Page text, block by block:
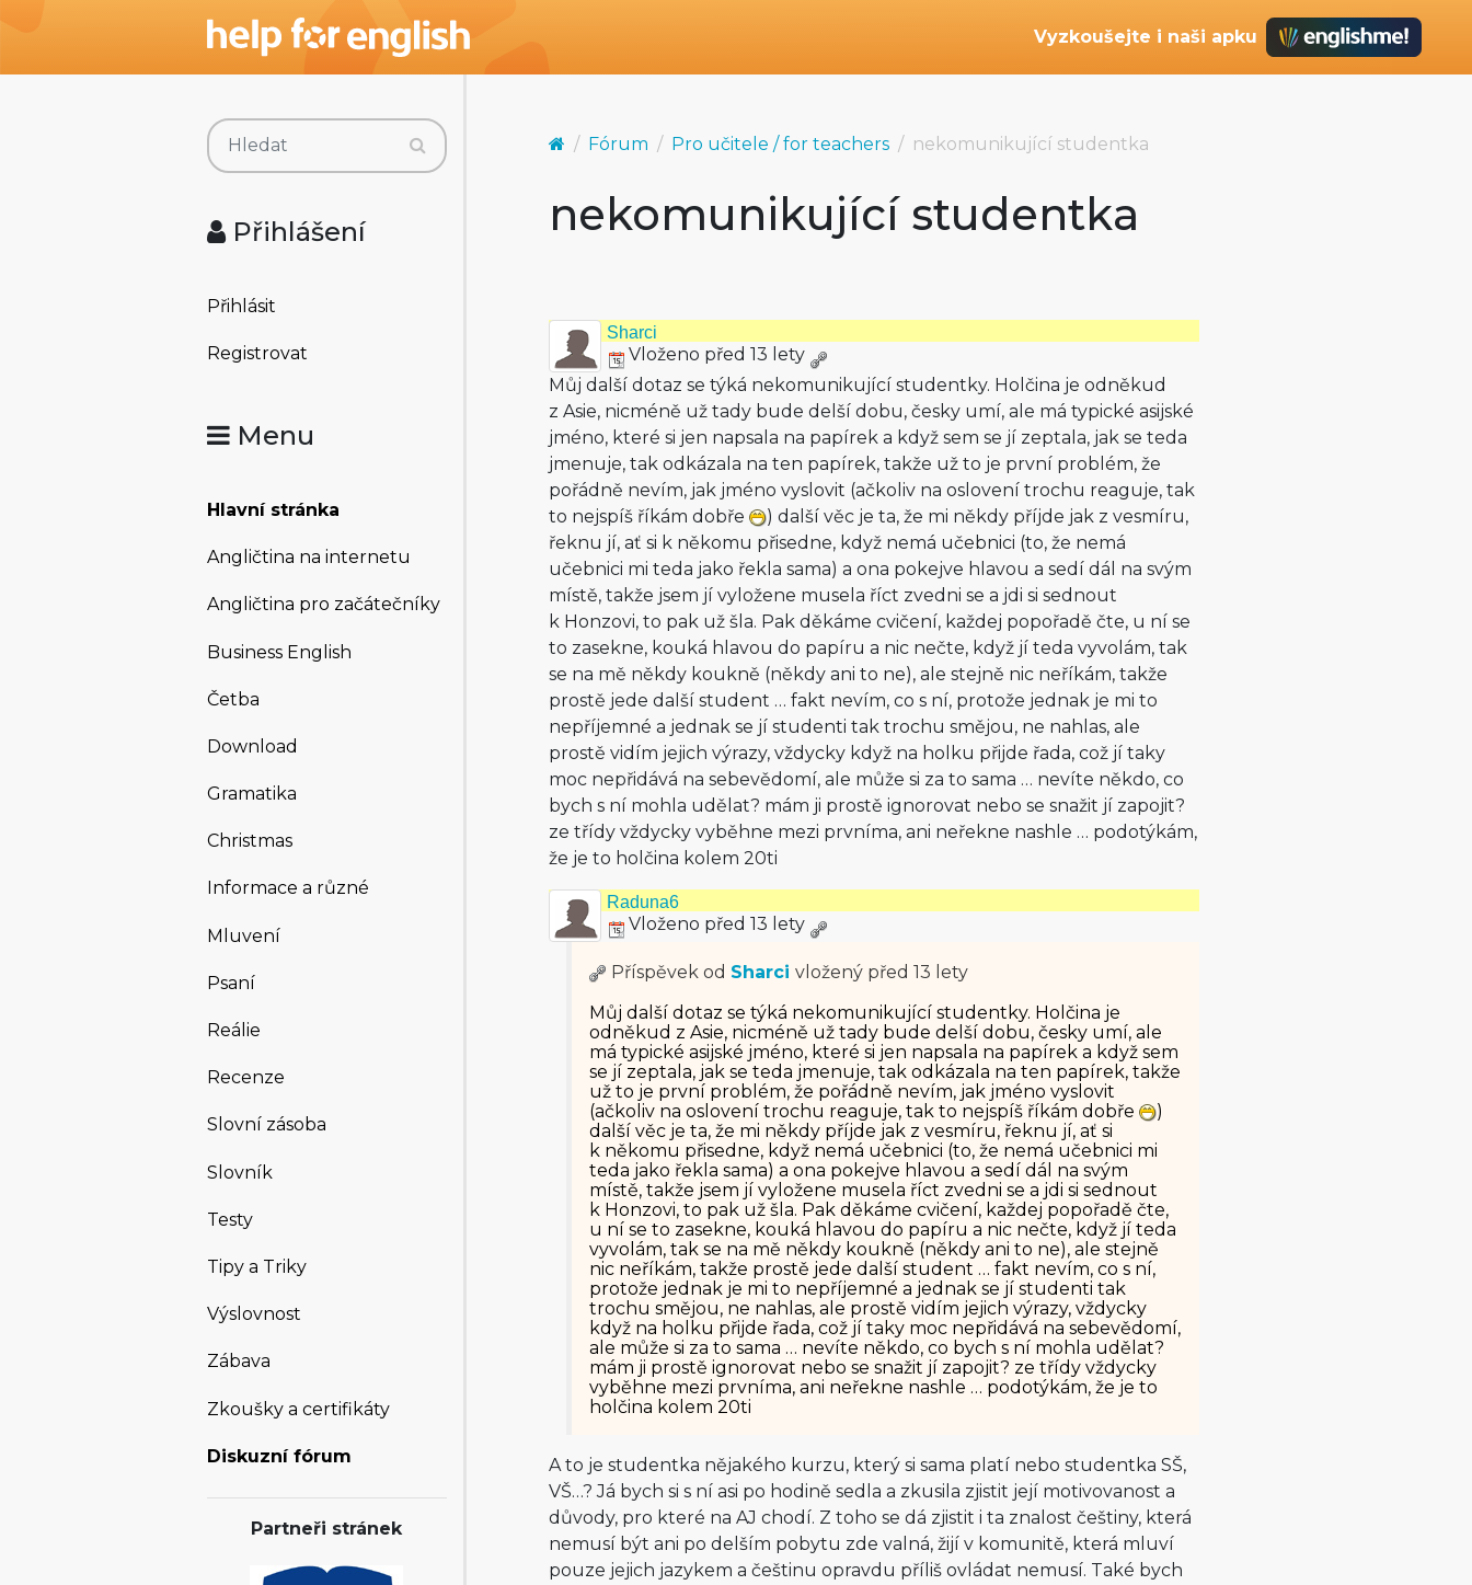
Vyzkoušejte i naši apku
Přihlášení
Přihlásit
Registrovat
Menu
Hlavní stránka
Angličtina na internetu
Angličtina pro začátečníky
Business English
Četba
Download
Gramatika
Christmas
Informace a různé
Mluvení
Psaní
Reálie
Recenze
Slovní zásoba
Slovník
Testy
Tipy a Triky
Výslovnost
Zábava
Zkoušky a certifikáty
Diskuzní fórum
Partneři stránek
Fórum Pro učitele / for teachers nekomunikující studentka
nekomunikující studentka
Sharci
Vloženo před 13 lety
Můj další dotaz se týká nekomunikující studentky. Holčina je odněkud
z Asie, nicméně už tady bude delší dobu, česky umí, ale má typické asijské
jméno, které si jen napsala na papírek a když sem se jí zeptala, jak se teda
jmenuje, tak odkázala na ten papírek, takže už to je první problém, že
pořádně nevím, jak jméno vyslovit (ačkoliv na oslovení trochu reaguje, tak
to nejspíš říkám dobře
) další věc je ta, že mi někdy příjde jak z vesmíru,
řeknu jí, ať si k někomu přisedne, když nemá učebnici (to, že nemá
učebnici mi teda jako řekla sama) a ona pokejve hlavou a sedí dál na svým
místě, takže jsem jí vyložene musela říct zvedni se a jdi si sednout
k Honzovi, to pak už šla. Pak děkáme cvičení, každej popořadě čte, u ní se
to zasekne, kouká hlavou do papíru a nic nečte, když jí teda vyvolám, tak
se na mě někdy koukně (někdy ani to ne), ale stejně nic neříkám, takže
prostě jede další student … fakt nevím, co s ní, protože jednak je mi to
nepříjemné a jednak se jí studenti tak trochu smějou, ne nahlas, ale
prostě vidím jejich výrazy, vždycky když na holku přijde řada, což jí taky
moc nepřidává na sebevědomí, ale může si za to sama … nevíte někdo, co
bych s ní mohla udělat? mám ji prostě ignorovat nebo se snažit jí zapojit?
ze třídy vždycky vyběhne mezi prvníma, ani neřekne nashle … podotýkám,
že je to holčina kolem 20ti
Raduna6
Vloženo před 13 lety
Příspěvek od Sharci vložený před 13 lety
Můj další dotaz se týká nekomunikující studentky. Holčina je
odněkud z Asie, nicméně už tady bude delší dobu, česky umí, ale
má typické asijské jméno, které si jen napsala na papírek a když sem
se jí zeptala, jak se teda jmenuje, tak odkázala na ten papírek, takže
už to je první problém, že pořádně nevím, jak jméno vyslovit
(ačkoliv na oslovení trochu reaguje, tak to nejspíš říkám dobře
)
další věc je ta, že mi někdy příjde jak z vesmíru, řeknu jí, ať si
k někomu přisedne, když nemá učebnici (to, že nemá učebnici mi
teda jako řekla sama) a ona pokejve hlavou a sedí dál na svým
místě, takže jsem jí vyložene musela říct zvedni se a jdi si sednout
k Honzovi, to pak už šla. Pak děkáme cvičení, každej popořadě čte,
u ní se to zasekne, kouká hlavou do papíru a nic nečte, když jí teda
vyvolám, tak se na mě někdy koukně (někdy ani to ne), ale stejně
nic neříkám, takže prostě jede další student … fakt nevím, co s ní,
protože jednak je mi to nepříjemné a jednak se jí studenti tak
trochu smějou, ne nahlas, ale prostě vidím jejich výrazy, vždycky
když na holku přijde řada, což jí taky moc nepřidává na sebevědomí,
ale může si za to sama … nevíte někdo, co bych s ní mohla udělat?
mám ji prostě ignorovat nebo se snažit jí zapojit? ze třídy vždycky
vyběhne mezi prvníma, ani neřekne nashle … podotýkám, že je to
holčina kolem 20ti
A to je studentka nějakého kurzu, který si sama platí nebo studentka SŠ,
VŠ…? Já bych si s ní asi po hodině sedla a zkusila zjistit její motivovanost a
důvody, pro které na AJ chodí. Z toho se dá zjistit i ta znalost češtiny, která
nemusí být ani po delším pobytu zde valná, žijí v komunitě, která mluví
pouze jejich jazykem a češtinu opravdu příliš ovládat nemusí. Také bych